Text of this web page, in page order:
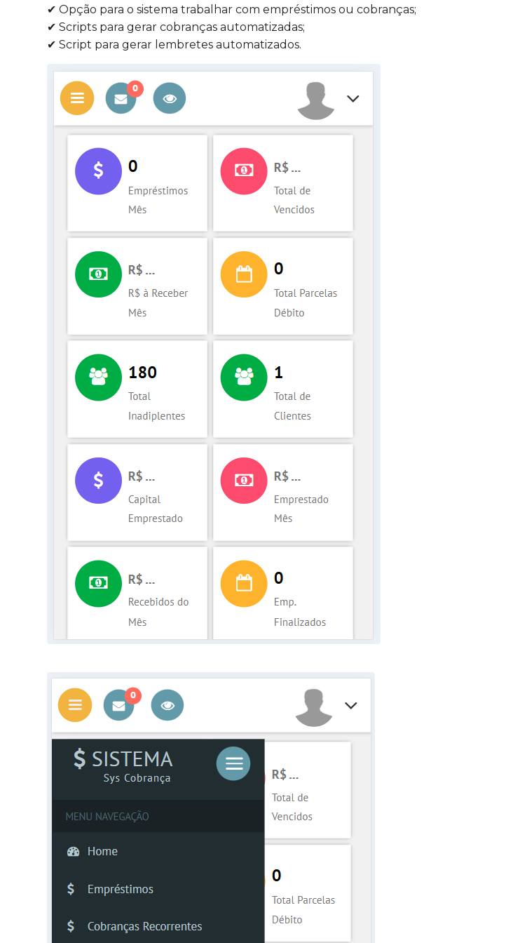
✔ Opção para o sistema trabalhar com empréstimos ou cobranças;
✔ Scripts para gerar cobranças automatizadas;
✔ Script para gerar lembretes automatizados.